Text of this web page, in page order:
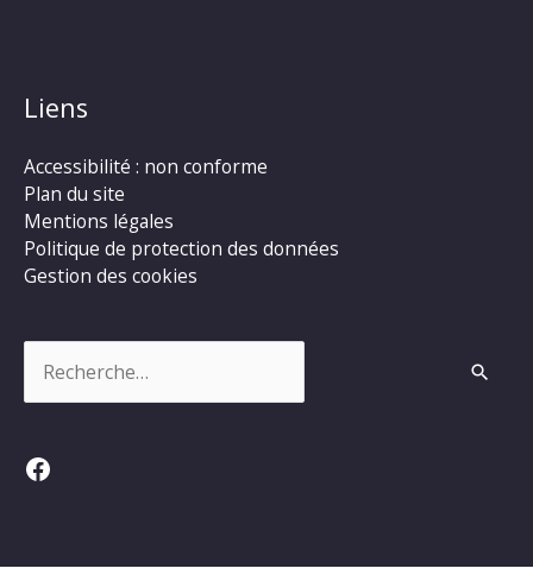
Liens
Accessibilité : non conforme
Plan du site
Mentions légales
Politique de protection des données
Gestion des cookies
Facebook